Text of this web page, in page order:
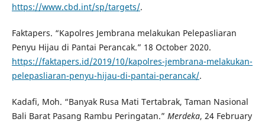
https://www.cbd.int/sp/targets/.
Faktapers. “Kapolres Jembrana melakukan Pelepasliaran
Penyu Hijau di Pantai Perancak.” 18 October 2020.
https://faktapers.id/2019/10/kapolres-jembrana-melakukan-
pelepasliaran-penyu-hijau-di-pantai-perancak/.
Kadafi, Moh. “Banyak Rusa Mati Tertabrak, Taman Nasional
Bali Barat Pasang Rambu Peringatan.” Merdeka, 24 February